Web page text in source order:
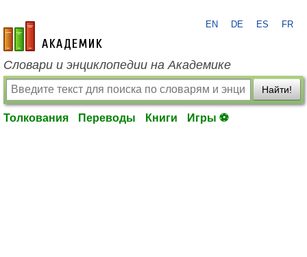
academic.ru
EN DE ES FR
Словари и энциклопедии на Академике
Найти!
Толкования Переводы Книги Игры ⚽